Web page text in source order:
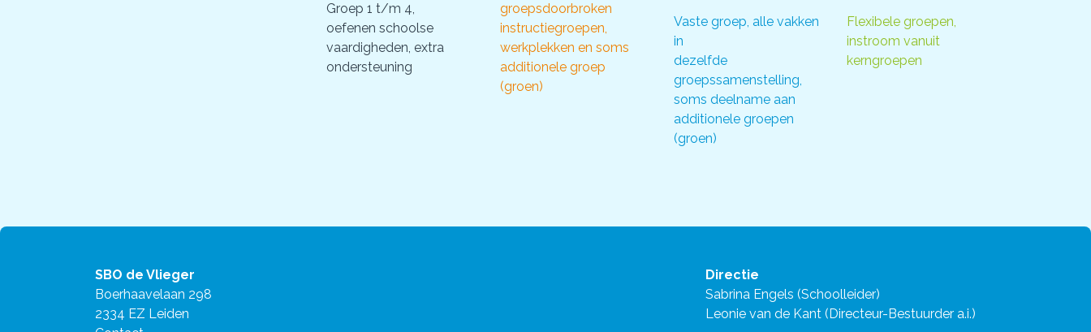
Groep 1 t/m 4,
oefenen schoolse
vaardigheden, extra
ondersteuning
groepsdoorbroken
instructiegroepen,
werkplekken en soms
additionele groep
(groen)
Vaste groep, alle vakken
in
dezelfde
groepssamenstelling,
soms deelname aan
additionele groepen
(groen)
Flexibele groepen,
instroom vanuit
kerngroepen
SBO de Vlieger
Boerhaavelaan 298
2334 EZ Leiden
Directie
Sabrina Engels (Schoolleider)
Leonie van de Kant (Directeur-Bestuurder a.i.)